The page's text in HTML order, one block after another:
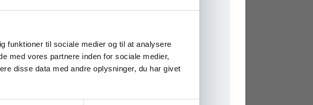
funktioner til sociale medier og til at analysere
med vores partnere inden for sociale medier,
disse data med andre oplysninger, du har givet
Tilgå dine onlinematerialer